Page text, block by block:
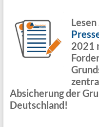
2021
Absicherung der
Deutschland!